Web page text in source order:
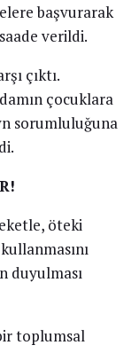
başvurarak
verildi.
çıktı.
çocuklara
sorumluluğuna
öteki
duyulması
toplumsal